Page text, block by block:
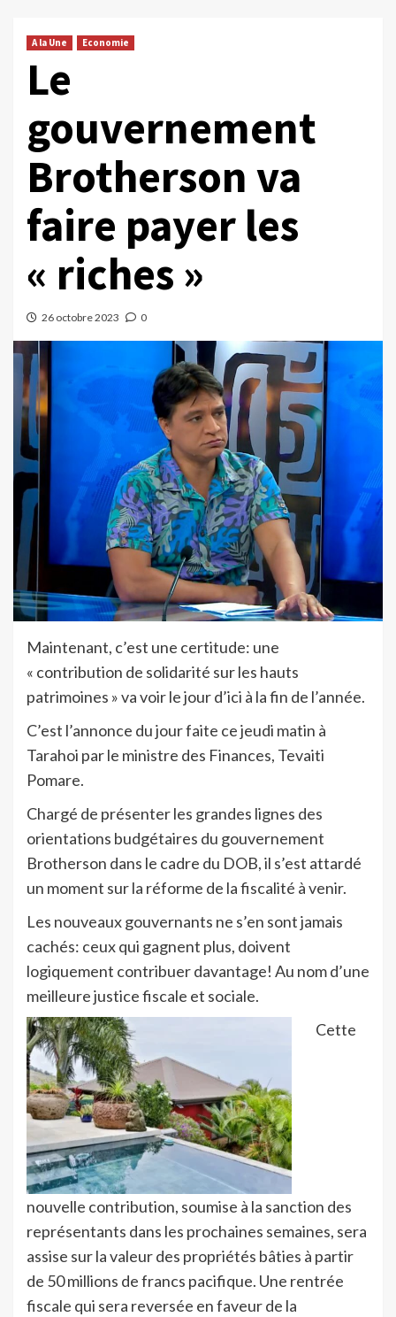
A la Une Economie
Le
gouvernement
Brotherson va
faire payer les
« riches »
26 octobre 2023 0
Maintenant, c’est une certitude: une
« contribution de solidarité sur les hauts
patrimoines » va voir le jour d’ici à la fin de l’année.
C’est l’annonce du jour faite ce jeudi matin à
Tarahoi par le ministre des Finances, Tevaiti
Pomare.
Chargé de présenter les grandes lignes des
orientations budgétaires du gouvernement
Brotherson dans le cadre du DOB, il s’est attardé
un moment sur la réforme de la fiscalité à venir.
Les nouveaux gouvernants ne s’en sont jamais
cachés: ceux qui gagnent plus, doivent
logiquement contribuer davantage! Au nom d’une
meilleure justice fiscale et sociale.
Cette
nouvelle contribution, soumise à la sanction des
représentants dans les prochaines semaines, sera
assise sur la valeur des propriétés bâties à partir
de 50 millions de francs pacifique. Une rentrée
fiscale qui sera reversée en faveur de la